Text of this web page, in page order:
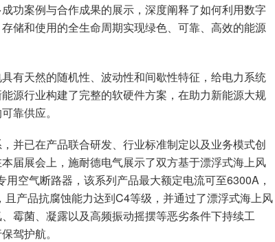
功案例与合作成果的展示，深度阐释了如何利用数字
储和使用的全生命周期实现绿色、可靠、高效的能源
有天然的随机性、波动性和间歇性特征，给电力系统
源行业构建了完整的软硬件方案，在助力新能源大规
靠供应。
并已在产品联合研发、行业标准制定以及业务模式创
届展会上，施耐德电气展示了双方基于漂浮式海上风
用空气断路器，该系列产品最大额定电流可至6300A，
产品抗腐蚀能力达到C4等级，并通过了漂浮式海上风
霉菌、凝露以及高频振动摇摆等恶劣条件下持续工
驾护航。